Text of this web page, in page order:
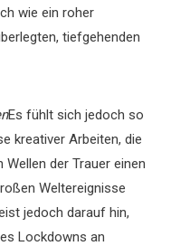
wie ein roher
tiefgehenden
Es fühlt sich jedoch so
kreativer Arbeiten, die
der Trauer einen
Weltereignisse
jedoch darauf hin,
Lockdowns an